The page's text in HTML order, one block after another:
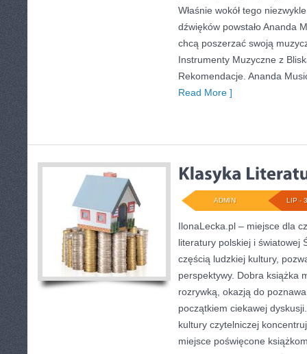
Właśnie wokół tego
dźwięków powstało Ananda
chcą poszerzać swoją
Instrumenty Muzyczne z
Rekomendacje. Ananda
Read More ]
LIP -
ADMIN
IlonaLecka.pl – miejsce dla
literatury polskiej i światowej
częścią ludzkiej kultury,
perspektywy. Dobra książka
rozrywką, okazją do
początkiem ciekawej
kultury czytelniczej
miejsce poświęcone